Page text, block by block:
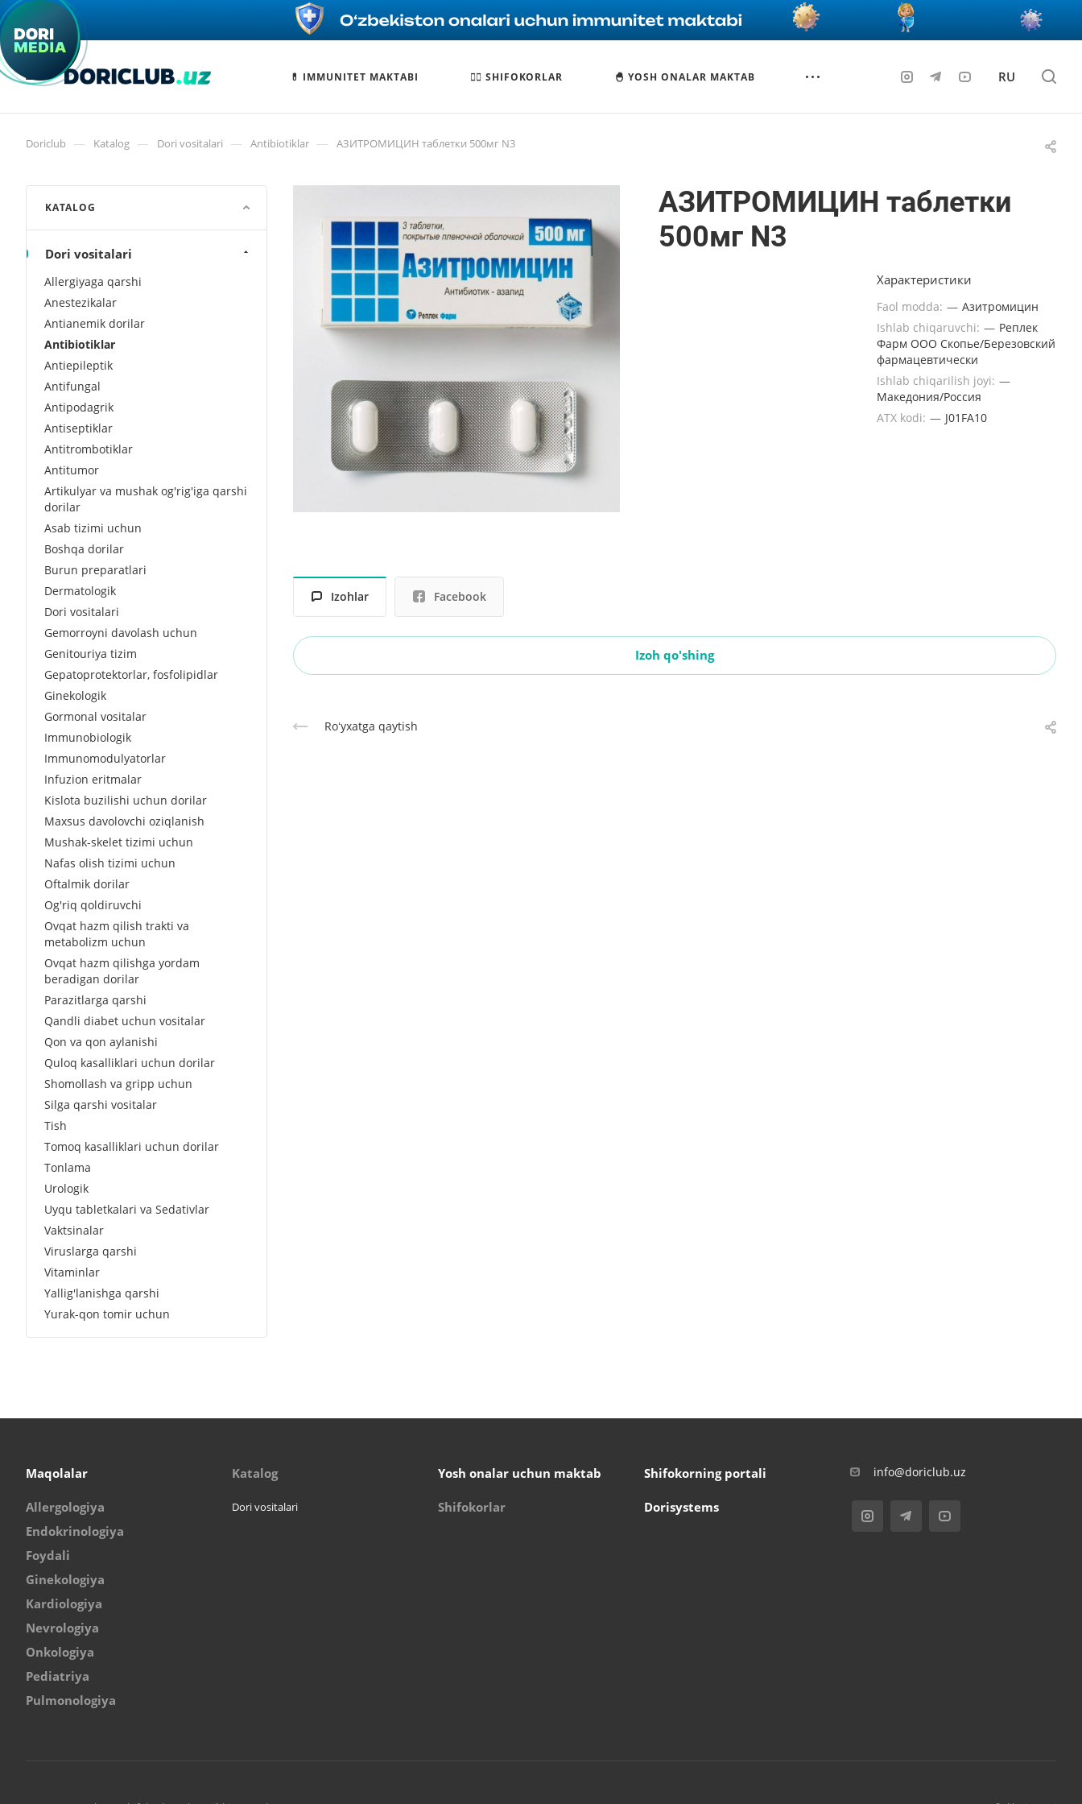
💊 IMMUNITET MAKTABI 🧑‍⚕️ SHIFOKORLAR 🐣 YOSH ONALAR MAKTAB RU
Doriclub — Katalog — Dori vositalari — Antibiotiklar — АЗИТРОМИЦИН таблетки 500мг N3
АЗИТРОМИЦИН таблетки
500мг N3
Характеристики
Faol modda: — Азитромицин
Ishlab chiqaruvchi: — Реплек
Фарм ООО Скопье/Березовский
фармацевтически
Ishlab chiqarilish joyi: —
Македония/Россия
ATX kodi: — J01FA10
Izohlar Facebook
Izoh qo'shing
Roʻyxatga qaytish
KATALOG
Dori vositalari
Allergiyaga qarshi
Anestezikalar
Antianemik dorilar
Antibiotiklar
Antiepileptik
Antifungal
Antipodagrik
Antiseptiklar
Antitrombotiklar
Antitumor
Artikulyar va mushak og'rig'iga qarshi
dorilar
Asab tizimi uchun
Boshqa dorilar
Burun preparatlari
Dermatologik
Dori vositalari
Gemorroyni davolash uchun
Genitouriya tizim
Gepatoprotektorlar, fosfolipidlar
Ginekologik
Gormonal vositalar
Immunobiologik
Immunomodulyatorlar
Infuzion eritmalar
Kislota buzilishi uchun dorilar
Maxsus davolovchi oziqlanish
Mushak-skelet tizimi uchun
Nafas olish tizimi uchun
Oftalmik dorilar
Og'riq qoldiruvchi
Ovqat hazm qilish trakti va
metabolizm uchun
Ovqat hazm qilishga yordam
beradigan dorilar
Parazitlarga qarshi
Qandli diabet uchun vositalar
Qon va qon aylanishi
Quloq kasalliklari uchun dorilar
Shomollash va gripp uchun
Silga qarshi vositalar
Tish
Tomoq kasalliklari uchun dorilar
Tonlama
Urologik
Uyqu tabletkalari va Sedativlar
Vaktsinalar
Viruslarga qarshi
Vitaminlar
Yallig'lanishga qarshi
Yurak-qon tomir uchun
Maqolalar
Allergologiya
Endokrinologiya
Foydali
Ginekologiya
Kardiologiya
Nevrologiya
Onkologiya
Pediatriya
Pulmonologiya
Katalog
Dori vositalari
Yosh onalar uchun maktab
Shifokorlar
Shifokorning portali
Dorisystems
info@doriclub.uz